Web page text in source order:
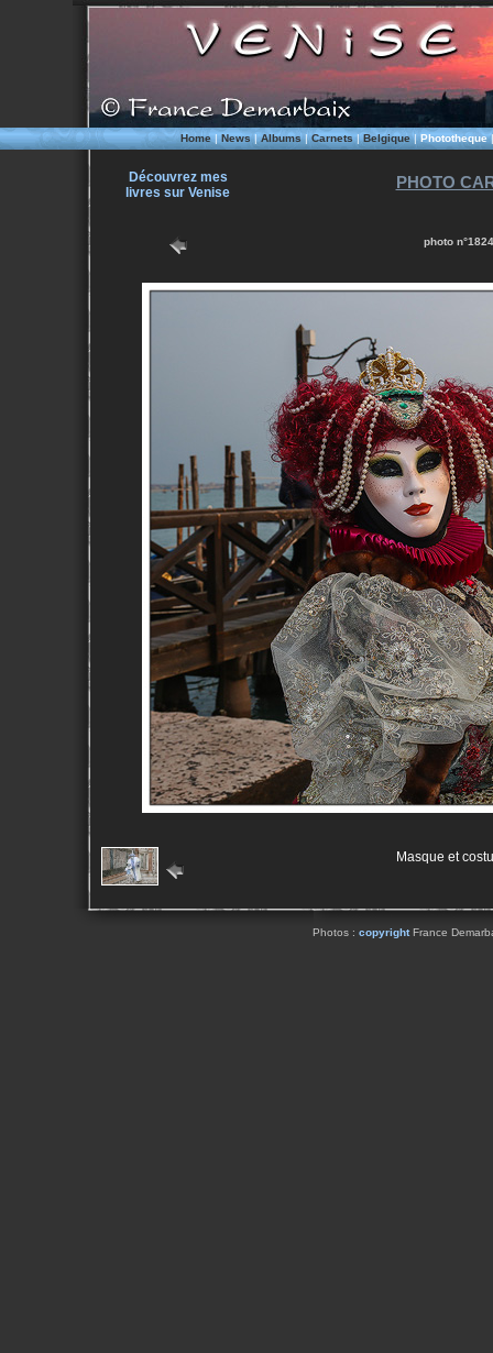
Home|News|Albums|Carnets|Belgique|Phototheque
Découvrez mes
livres sur Venise
PHOTO
photo
Masque et
Photos : copyrightFrance